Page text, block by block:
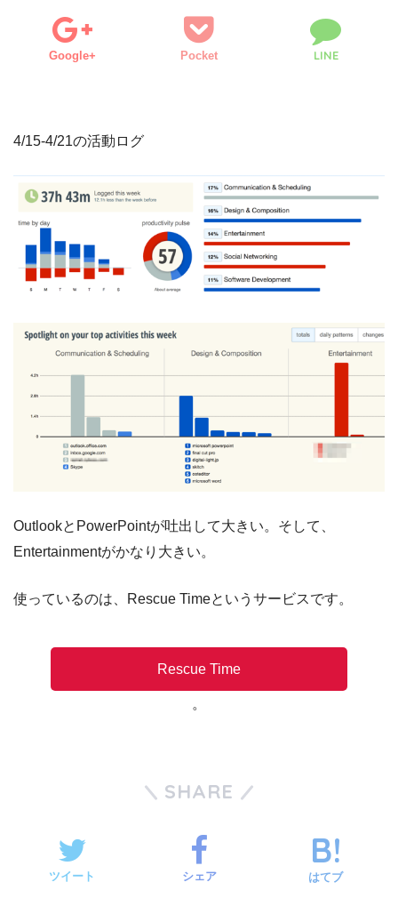
Google+ Pocket LINE
4/15-4/21の活動ログ
OutlookとPowerPointが吐出して大きい。そして、
Entertainmentがかなり大きい。
使っているのは、Rescue Timeというサービスです。
Rescue Time
。
SHARE
ツイート シェア はてブ